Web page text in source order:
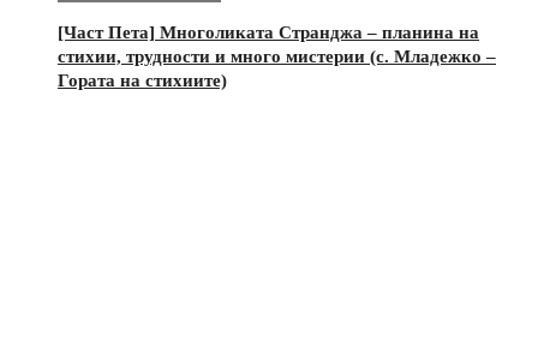
[Част Пета] Многоликата Странджа – планина на
стихии, трудности и много мистерии (с. Младежко –
Гората на стихиите)